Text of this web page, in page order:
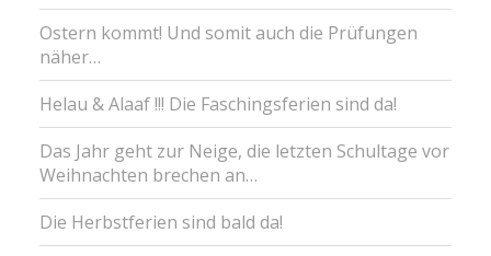
Ostern kommt! Und somit auch die Prüfungen
näher…
Helau & Alaaf !!! Die Faschingsferien sind da!
Das Jahr geht zur Neige, die letzten Schultage vor
Weihnachten brechen an…
Die Herbstferien sind bald da!